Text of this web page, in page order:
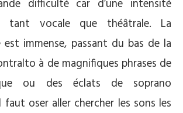
difficulté car d’une intensité
tant vocale que théâtrale. La
immense, passant du bas de la
à de magnifiques phrases de
ou des éclats de soprano
oser aller chercher les sons les